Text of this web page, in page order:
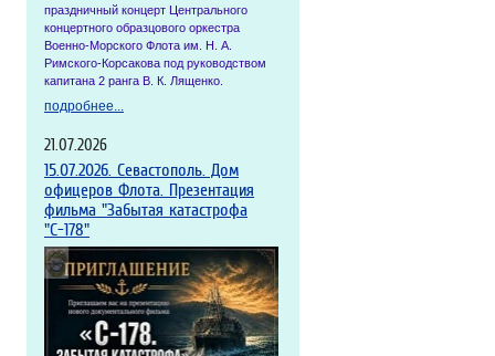
праздничный концерт Центрального
концертного образцового оркестра
Военно-Морского Флота им. Н. А.
Римского-Корсакова под руководством
капитана 2 ранга В. К. Лященко.
подробнее...
21.07.2026
15.07.2026. Севастополь. Дом
офицеров Флота. Презентация
фильма "Забытая катастрофа
"С-178"